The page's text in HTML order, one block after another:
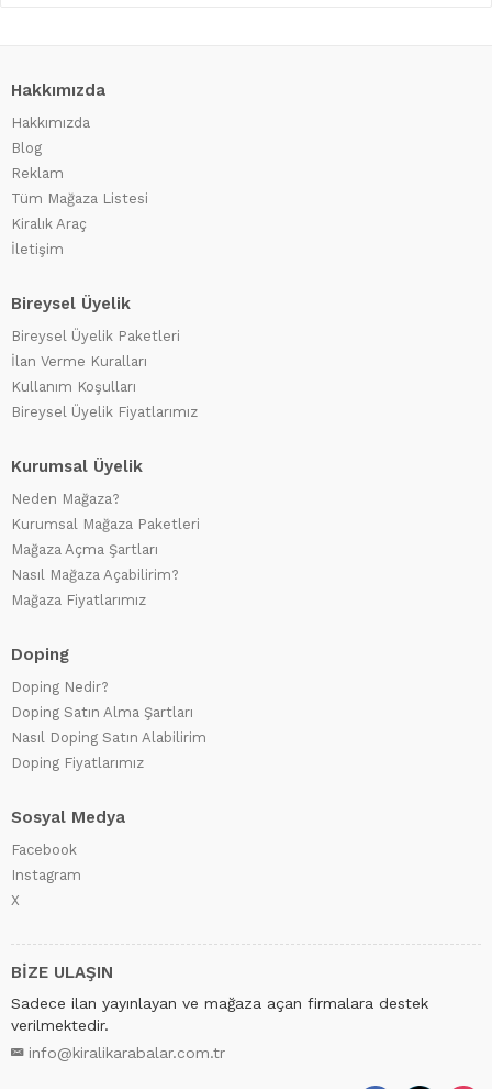
Hakkımızda
Hakkımızda
Blog
Reklam
Tüm Mağaza Listesi
Kiralık Araç
İletişim
Bireysel Üyelik
Bireysel Üyelik Paketleri
İlan Verme Kuralları
Kullanım Koşulları
Bireysel Üyelik Fiyatlarımız
Kurumsal Üyelik
Neden Mağaza?
Kurumsal Mağaza Paketleri
Mağaza Açma Şartları
Nasıl Mağaza Açabilirim?
Mağaza Fiyatlarımız
Doping
Doping Nedir?
Doping Satın Alma Şartları
Nasıl Doping Satın Alabilirim
Doping Fiyatlarımız
Sosyal Medya
Facebook
Instagram
X
BİZE ULAŞIN
Sadece ilan yayınlayan ve mağaza açan firmalara destek
verilmektedir.
info@kiralikarabalar.com.tr